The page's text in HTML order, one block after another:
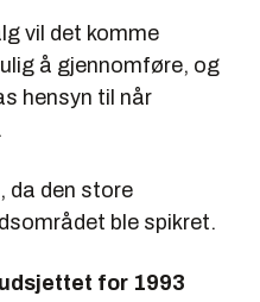
vil det komme
å gjennomføre, og
hensyn til når
da den store
ble spikret.
for 1993